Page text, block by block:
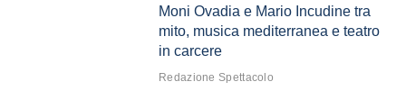
Moni Ovadia e Mario Incudine tra
mito, musica mediterranea e teatro
in carcere
Redazione Spettacolo